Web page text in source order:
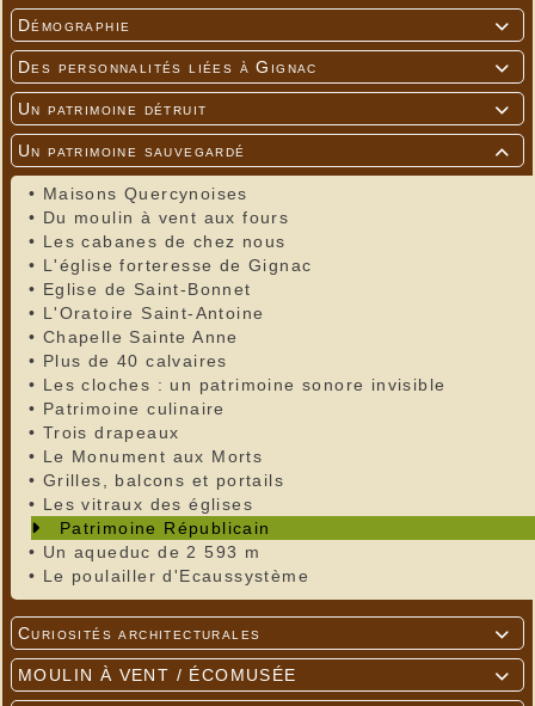

Démographie

Des personnalités liées à Gignac

Un patrimoine détruit

Un patrimoine sauvegardé
• Maisons Quercynoises
• Du moulin à vent aux fours
• Les cabanes de chez nous
• L'église forteresse de Gignac
• Eglise de Saint-Bonnet
• L'Oratoire Saint-Antoine
• Chapelle Sainte Anne
• Plus de 40 calvaires
• Les cloches : un patrimoine sonore invisible
• Patrimoine culinaire
• Trois drapeaux
• Le Monument aux Morts
• Grilles, balcons et portails
• Les vitraux des églises
Patrimoine Républicain
• Un aqueduc de 2 593 m
• Le poulailler d'Ecaussystème

Curiosités architecturales

MOULIN À VENT / ÉCOMUSÉE